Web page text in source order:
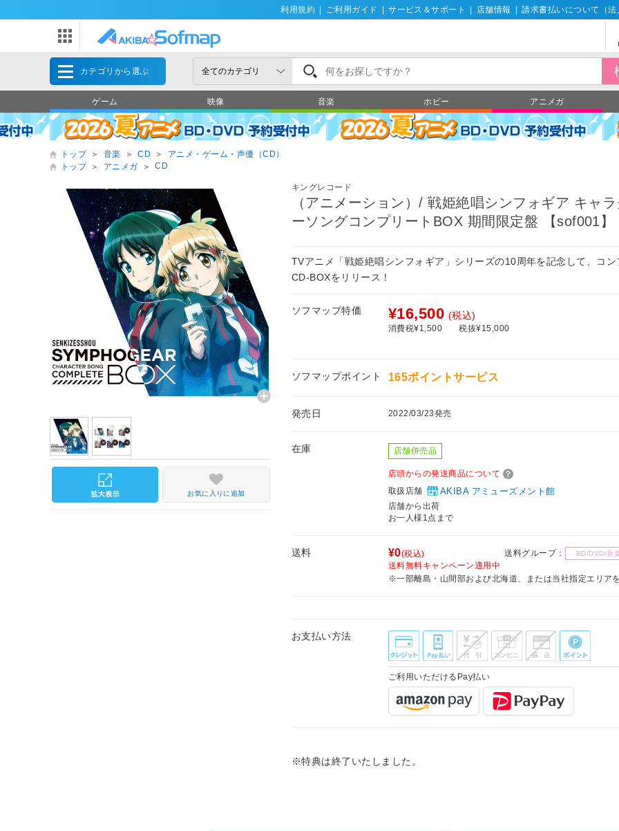
利用規約 ご利用ガイド サービス＆サポート 店舗情報 請求書払いについて（法
カテゴリから選ぶ
ゲーム 映像 音楽 ホビー アニメガ
トップ ＞ 音楽 ＞ CD ＞
アニメ・ゲーム・声優（CD）
トップ
＞ アニメガ ＞ CD
キングレコード
（アニメーション）/ 戦姫絶唱シンフォギア キャ
ーソングコンプリートBOX 期間限定盤 【sof001】
TVアニメ「戦姫絶唱シンフォギア」シリーズの10周年を記念して、コン
CD-BOXをリリース！
ソフマップ特価 ¥16,500 (税込)
消費税¥1,500 税抜¥15,000
ソフマップポイント 165ポイントサービス
発売日 2022/03/23発売
在庫 店舗併売品
店頭からの発送商品について
取扱店舗
AKIBA アミューズメント館
店舗から出荷
お一人様1点まで
送料 ¥0(税込) 送料グループ： BD/DVD/音
送料無料キャンペーン適用中
※一部離島・山間部および北海道、または当社指定エリア
お支払い方法
ご利用いただけるPay払い
※特典は終了いたしました。
お気に入りに追加